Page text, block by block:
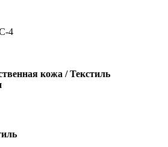
4
кожа / Текстиль